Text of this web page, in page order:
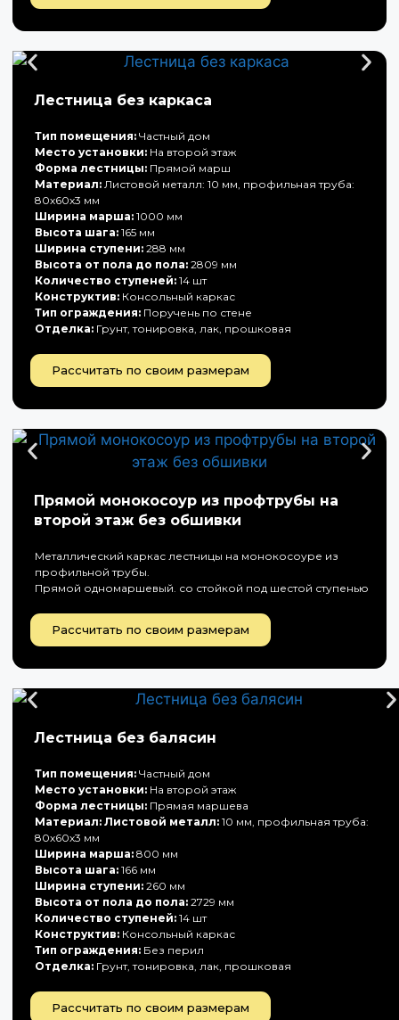
Лестница без каркаса
Тип помещения: Частный дом
Место установки: На второй этаж
Форма лестницы: Прямой марш
Материал: Листовой металл: 10 мм, профильная труба:
80х60х3 мм
Ширина марша: 1000 мм
Высота шага: 165 мм
Ширина ступени: 288 мм
Высота от пола до пола: 2809 мм
Количество ступеней: 14 шт
Конструктив: Консольный каркас
Тип ограждения: Поручень по стене
Отделка: Грунт, тонировка, лак, прошковая
Рассчитать по своим размерам
Прямой монокосоур из профтрубы на
второй этаж без обшивки
Металлический каркас лестницы на монокосоуре из
профильной трубы.
Прямой одномаршевый. со стойкой под шестой ступенью
Рассчитать по своим размерам
Лестница без балясин
Тип помещения: Частный дом
Место установки: На второй этаж
Форма лестницы: Прямая маршева
Материал: Листовой металл: 10 мм, профильная труба:
80х60х3 мм
Ширина марша: 800 мм
Высота шага: 166 мм
Ширина ступени: 260 мм
Высота от пола до пола: 2729 мм
Количество ступеней: 14 шт
Конструктив: Консольный каркас
Тип ограждения: Без перил
Отделка: Грунт, тонировка, лак, прошковая
Рассчитать по своим размерам